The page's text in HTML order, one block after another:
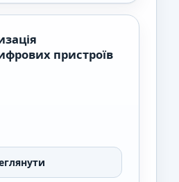
пристроїв